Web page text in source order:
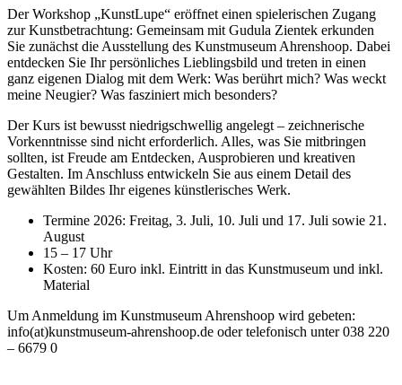
Der Workshop „KunstLupe“ eröffnet einen spielerischen Zugang
zur Kunstbetrachtung: Gemeinsam mit Gudula Zientek erkunden
Sie zunächst die Ausstellung des Kunstmuseum Ahrenshoop. Dabei
entdecken Sie Ihr persönliches Lieblingsbild und treten in einen
ganz eigenen Dialog mit dem Werk: Was berührt mich? Was weckt
meine Neugier? Was fasziniert mich besonders?
Der Kurs ist bewusst niedrigschwellig angelegt – zeichnerische
Vorkenntnisse sind nicht erforderlich. Alles, was Sie mitbringen
sollten, ist Freude am Entdecken, Ausprobieren und kreativen
Gestalten. Im Anschluss entwickeln Sie aus einem Detail des
gewählten Bildes Ihr eigenes künstlerisches Werk.
Termine 2026: Freitag, 3. Juli, 10. Juli und 17. Juli sowie 21.
August
15 – 17 Uhr
Kosten: 60 Euro inkl. Eintritt in das Kunstmuseum und inkl.
Material
Um Anmeldung im Kunstmuseum Ahrenshoop wird gebeten:
info(at)kunstmuseum-ahrenshoop.de oder telefonisch unter 038 220
– 6679 0